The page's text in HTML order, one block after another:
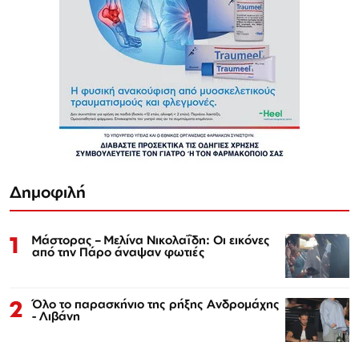
Δημοφιλή
1 Μάστορας – Μελίνα Νικολαΐδη: Οι εικόνες
από την Πάρο άναψαν φωτιές
2 Όλο το παρασκήνιο της ρήξης Ανδρομάχης
- Λιβάνη